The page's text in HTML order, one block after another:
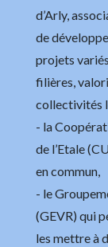
d’Arly,
de
projets
filières,
collectivités
- la
de l’Etale
en commun,
- le
(GEVR) qui
les mettre à